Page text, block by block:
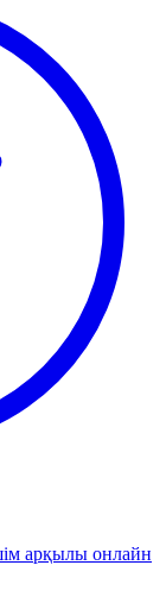
арқылы онлайн